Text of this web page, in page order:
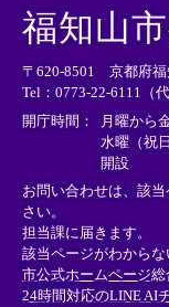
外
部
リ
ン
ク
＞
外
リ
ン
ク
＞
外
部
ン
ク
＞
福知山
〒620-8501 京都府福
Tel：0773-22-6111（
開庁時間：
月曜から
水曜（祝
開設
お問い合わせは、該
さい。
担当課に届きます。
該当ページがわから
市公式ホームページ総
24時間対応のLINE AI